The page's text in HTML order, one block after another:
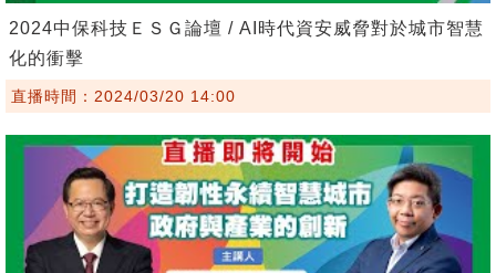
2024中保科技ＥＳＧ論壇 / AI時代資安威脅對於城市智慧
化的衝擊
直播時間：2024/03/20 14:00